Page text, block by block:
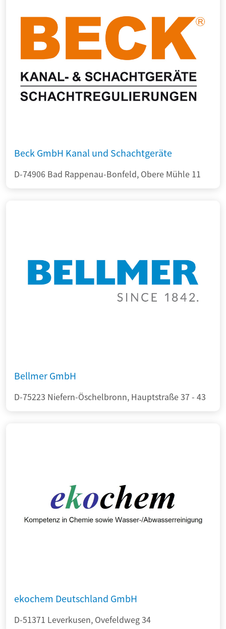
Beck GmbH Kanal und Schachtgeräte
D-74906 Bad Rappenau-Bonfeld, Obere Mühle 11
Bellmer GmbH
D-75223 Niefern-Öschelbronn, Hauptstraße 37 - 43
ekochem Deutschland GmbH
D-51371 Leverkusen, Ovefeldweg 34